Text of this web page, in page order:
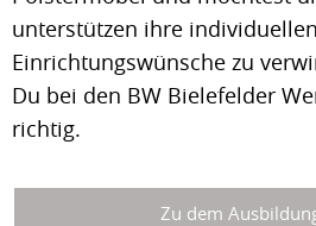
unterstützen ihre individuellen
Einrichtungswünsche zu
Du bei den BW Bielefelder
richtig.
Zu dem